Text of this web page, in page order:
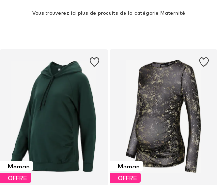
Vous trouverez ici plus de produits de la catégorie Maternité
Maman
OFFRE
Maman
OFFRE